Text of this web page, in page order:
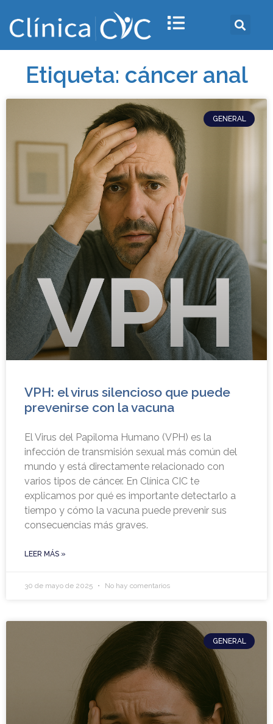
Etiqueta: cáncer anal
GENERAL
VPH: el virus silencioso que puede
prevenirse con la vacuna
El Virus del Papiloma Humano (VPH) es la
infección de transmisión sexual más común del
mundo y está directamente relacionado con
varios tipos de cáncer. En Clínica CIC te
explicamos por qué es importante detectarlo a
tiempo y cómo la vacuna puede prevenir sus
consecuencias más graves.
LEER MÁS »
30 de mayo de 2025 No hay comentarios
GENERAL